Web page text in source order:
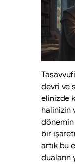
devri ve
elinizde
halinizin
dönemin
bir
artık bu
duaların